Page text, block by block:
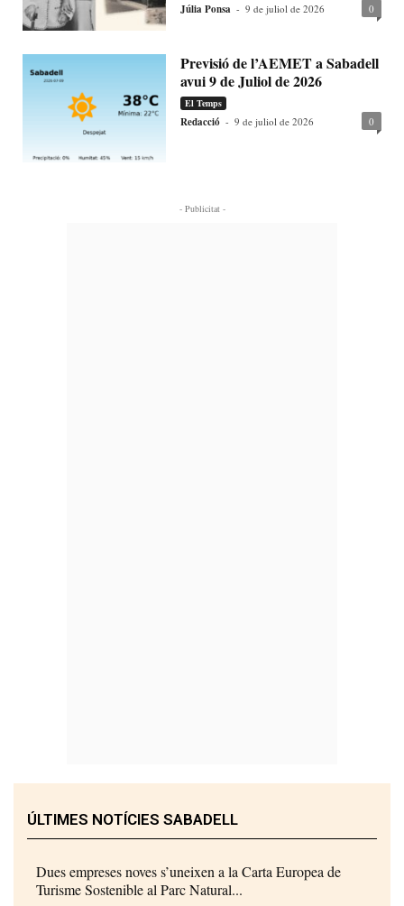
Júlia Ponsa - 9 de juliol de 2026 0
Previsió de l’AEMET a Sabadell
avui 9 de Juliol de 2026
El Temps
Redacció - 9 de juliol de 2026 0
- Publicitat -
ÚLTIMES NOTÍCIES SABADELL
Dues empreses noves s’uneixen a la Carta Europea de
Turisme Sostenible al Parc Natural...